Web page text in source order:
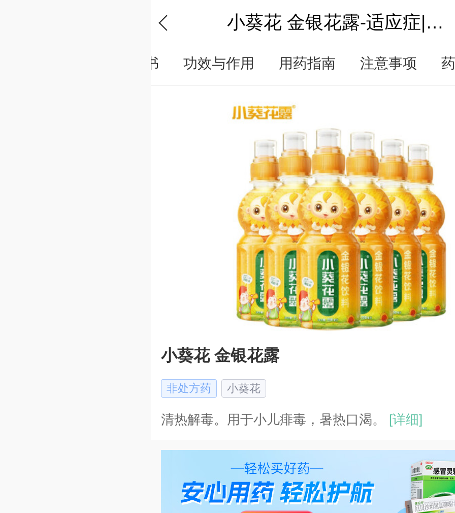
小葵花 金银花露-适应症|说明书|功效作用-复禾医药
说明书 功效与作用 用药指南 注意事项
小葵花 金银花露
非处方药 小葵花
清热解毒。用于小儿痱毒，暑热口渴。 [详细]